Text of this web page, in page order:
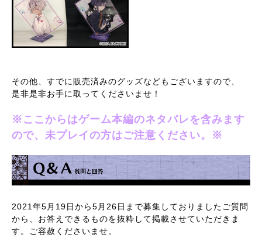
その他、すでに販売済みのグッズなどもございますので、
是非是非お手に取ってくださいませ！
※ここからはゲーム本編のネタバレを含みます
ので、未プレイの方はご注意ください。※
2021年5月19日から5月26日まで募集しておりましたご質問
から、お答えできるものを抜粋して掲載させていただきま
す。ご容赦くださいませ。